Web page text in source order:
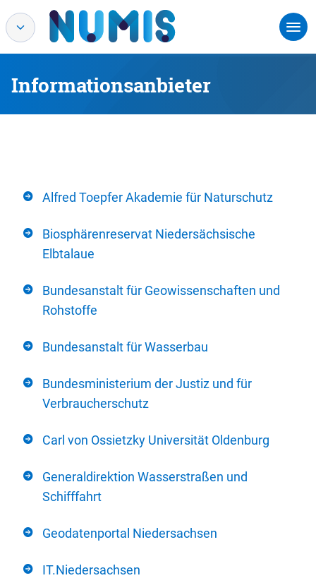
Informationsanbieter
Alfred Toepfer Akademie für Naturschutz
Biosphärenreservat Niedersächsische
Elbtalaue
Bundesanstalt für Geowissenschaften und
Rohstoffe
Bundesanstalt für Wasserbau
Bundesministerium der Justiz und für
Verbraucherschutz
Carl von Ossietzky Universität Oldenburg
Generaldirektion Wasserstraßen und
Schifffahrt
Geodatenportal Niedersachsen
IT.Niedersachsen